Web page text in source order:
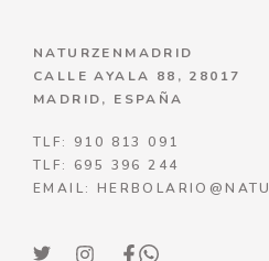
NATURZENMADRID
CALLE AYALA 88, 28017
MADRID, ESPAÑA
TLF: 910 813 091
TLF: 695 396 244
EMAIL: